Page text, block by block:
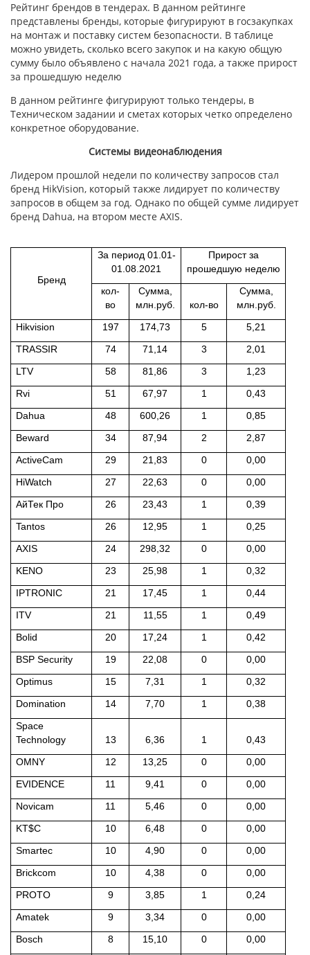
Рейтинг брендов в тендерах. В данном рейтинге
представлены бренды, которые фигурируют в госзакупках
на монтаж и поставку систем безопасности. В таблице
можно увидеть, сколько всего закупок и на какую общую
сумму было объявлено с начала 2021 года, а также прирост
за прошедшую неделю
В данном рейтинге фигурируют только тендеры, в
Техническом задании и сметах которых четко определено
конкретное оборудование.
Системы видеонаблюдения
Лидером прошлой недели по количеству запросов стал
бренд HikVision, который также лидирует по количеству
запросов в общем за год. Однако по общей сумме лидирует
бренд Dahua, на втором месте AXIS.
Бренд
За период 01.01-
01.08.2021
Прирост за
прошедшую неделю
кол-
во
Сумма,
млн.руб.
кол-во
Сумма,
млн.руб.
Hikvision
197 174,73 5
5,21
TRASSIR
74 71,14 3
2,01
LTV
58 81,86 3
1,23
Rvi
51 67,97 1
0,43
Dahua
48 600,26 1
0,85
Beward
34 87,94 2
2,87
ActiveCam
29 21,83 0
0,00
HiWatch
27 22,63 0
0,00
АйТек Про
26 23,43 1
0,39
Tantos
26 12,95 1
0,25
AXIS
24 298,32 0
0,00
KENO
23 25,98 1
0,32
IPTRONIC
21 17,45 1
0,44
ITV
21 11,55 1
0,49
Bolid
20 17,24 1
0,42
BSP Security
19 22,08 0
0,00
Optimus
15 7,31 1
0,32
Domination
14 7,70 1
0,38
Space
Technology
13 6,36 1
0,43
OMNY
12 13,25 0
0,00
EVIDENCE
11 9,41 0
0,00
Novicam
11 5,46 0
0,00
KT$C
10 6,48 0
0,00
Smartec
10 4,90 0
0,00
Brickcom
10 4,38 0
0,00
PROTO
9 3,85 1
0,24
Amatek
9 3,34 0
0,00
Bosch
8 15,10 0
0,00